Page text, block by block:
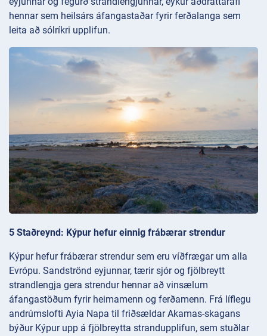
hennar sem heilsárs áfangastaðar fyrir ferðalanga sem
leita að sólríkri upplifun.
5 Staðreynd: Kýpur hefur einnig frábærar strendur
Kýpur hefur frábærar strendur sem eru víðfrægar um alla
Evrópu. Sandströnd eyjunnar, tærir sjór og fjölbreytt
strandlengja gera strendur hennar að vinsælum
áfangastöðum fyrir heimamenn og ferðamenn. Frá líflegu
andrúmslofti Ayia Napa til friðsældar Akamas-skagans
býður Kýpur upp á fjölbreytta strandupplifun, sem stuðlar